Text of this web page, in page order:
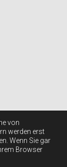
von
werden erst
Wenn Sie gar
Browser